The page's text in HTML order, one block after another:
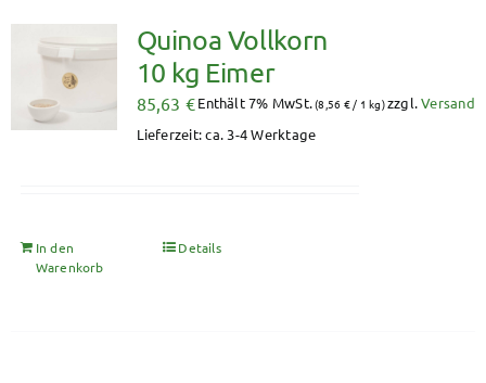
Quinoa Vollkorn
10 kg Eimer
85,63 €Enthält 7% MwSt.(8,56 €/ 1 kg)zzgl.Versand
Lieferzeit: ca. 3-4 Werktage
In den
Warenkorb
Details